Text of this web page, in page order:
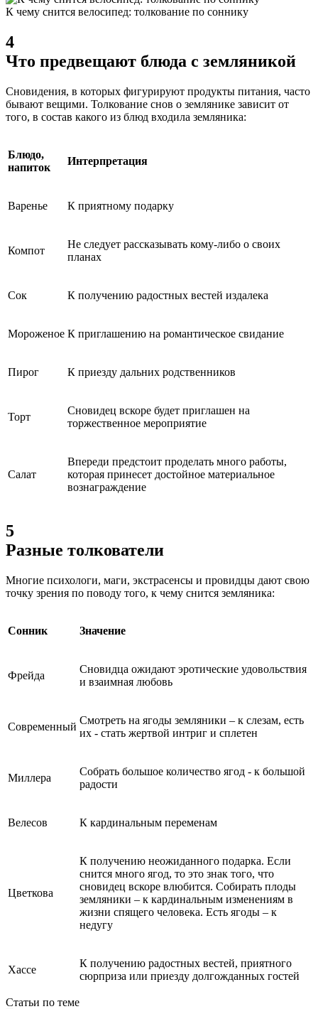
К чему снится велосипед: толкование по соннику
4
Что предвещают блюда с земляникой
Сновидения, в которых фигурируют продукты питания, часто
бывают вещими. Толкование снов о землянике зависит от
того, в состав какого из блюд входила земляника:
Блюдо,
напиток
Интерпретация
Варенье К приятному подарку
Компот
Не следует рассказывать кому-либо о своих
планах
Сок К получению радостных вестей издалека
Мороженое К приглашению на романтическое свидание
Пирог К приезду дальних родственников
Торт
Сновидец вскоре будет приглашен на
торжественное мероприятие
Салат
Впереди предстоит проделать много работы,
которая принесет достойное материальное
вознаграждение
5
Разные толкователи
Многие психологи, маги, экстрасенсы и провидцы дают свою
точку зрения по поводу того, к чему снится земляника:
Сонник Значение
Фрейда
Сновидца ожидают эротические удовольствия
и взаимная любовь
Современный
Смотреть на ягоды земляники – к слезам, есть
их - стать жертвой интриг и сплетен
Миллера
Собрать большое количество ягод - к большой
радости
Велесов К кардинальным переменам
Цветкова
К получению неожиданного подарка. Если
снится много ягод, то это знак того, что
сновидец вскоре влюбится. Собирать плоды
земляники – к кардинальным изменениям в
жизни спящего человека. Есть ягоды – к
недугу
Хассе
К получению радостных вестей, приятного
сюрприза или приезду долгожданных гостей
Статьи по теме